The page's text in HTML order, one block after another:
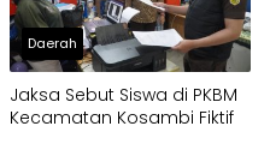
Daerah
Jaksa Sebut Siswa di PKBM
Kecamatan Kosambi Fiktif